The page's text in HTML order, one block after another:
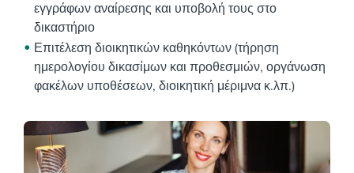
εγγράφων αναίρεσης και υποβολή τους στο
δικαστήριο
Επιτέλεση διοικητικών καθηκόντων (τήρηση
ημερολογίου δικασίμων και προθεσμιών, οργάνωση
φακέλων υποθέσεων, διοικητική μέριμνα κ.λπ.)